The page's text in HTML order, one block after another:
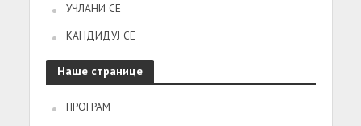
УЧЛАНИ СЕ
КАНДИДУЈ СЕ
Наше странице
ПРОГРАМ